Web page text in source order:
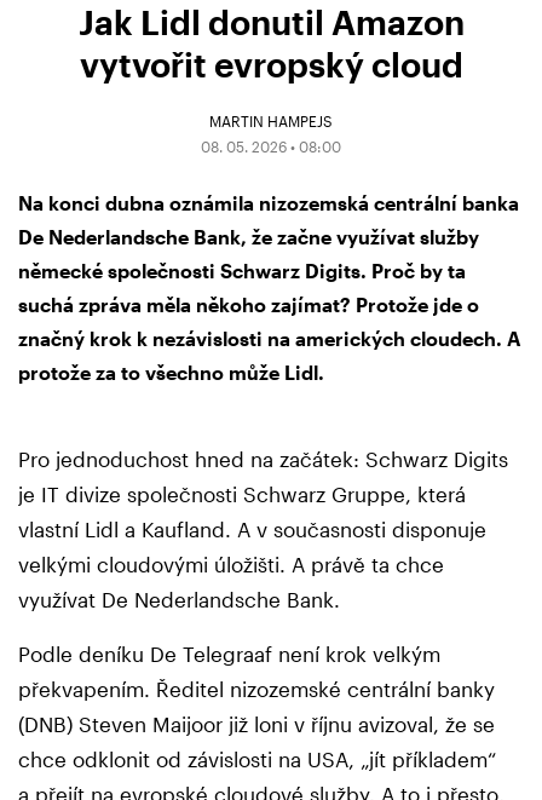
Jak Lidl donutil Amazon
vytvořit evropský cloud
MARTIN HAMPEJS
08. 05. 2026 • 08:00
Na konci dubna oznámila nizozemská centrální banka
De Nederlandsche Bank, že začne využívat služby
německé společnosti Schwarz Digits. Proč by ta
suchá zpráva měla někoho zajímat? Protože jde o
značný krok k nezávislosti na amerických cloudech. A
protože za to všechno může Lidl.
Pro jednoduchost hned na začátek: Schwarz Digits
je IT divize společnosti Schwarz Gruppe, která
vlastní Lidl a Kaufland. A v současnosti disponuje
velkými cloudovými úložišti. A právě ta chce
využívat De Nederlandsche Bank.
Podle deníku De Telegraaf není krok velkým
překvapením. Ředitel nizozemské centrální banky
(DNB) Steven Maijoor již loni v říjnu avizoval, že se
chce odklonit od závislosti na USA, „jít příkladem“
a přejít na evropské cloudové služby. A to i přesto,